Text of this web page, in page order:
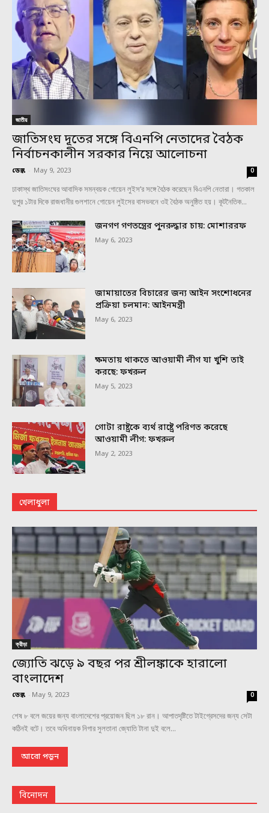
জাতীয়
জাতিসংঘ দূতের সঙ্গে বিএনপি নেতাদের বৈঠক
নির্বাচনকালীন সরকার নিয়ে আলোচনা
ডেস্ক - May 9, 2023 0
ঢাকাস্থ জাতিসংঘের আবাসিক সমন্বয়ক গোয়েন লুইস’র সঙ্গে বৈঠক করেছেন বিএনপি নেতারা। গতকাল
দুপুর ১টার দিকে রাজধানীর গুলশানে গোয়েন লুইসের বাসভবনে ওই বৈঠক অনুষ্ঠিত হয়। কূটনৈতিক...
জনগণ গণতন্ত্রের পুনরুদ্ধার চায়: মোশাররফ
May 6, 2023
জামায়াতের বিচারের জন্য আইন সংশোধনের
প্রক্রিয়া চলমান: আইনমন্ত্রী
May 6, 2023
ক্ষমতায় থাকতে আওয়ামী লীগ যা খুশি তাই
করছে: ফখরুল
May 5, 2023
গোটা রাষ্ট্রকে ব্যর্থ রাষ্ট্রে পরিণত করেছে
আওয়ামী লীগ: ফখরুল
May 2, 2023
খেলাধুলা
ক্রীড়া
জ্যোতি ঝড়ে ৯ বছর পর শ্রীলঙ্কাকে হারালো
বাংলাদেশ
ডেস্ক - May 9, 2023 0
শেষ ৮ বলে জয়ের জন্য বাংলাদেশের প্রয়োজন ছিল ১৮ রান। আপাতদৃষ্টিতে টাইগ্রেসদের জন্য সেটা
কঠিনই বটে। তবে অধিনায়ক নিগার সুলতানা জ্যোতি টানা দুই বলে...
আরো পড়ুন
বিনোদন